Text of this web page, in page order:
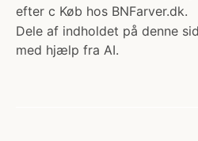
efter c Køb hos BNFarver.dk.
Dele af indholdet på denne
med hjælp fra AI.